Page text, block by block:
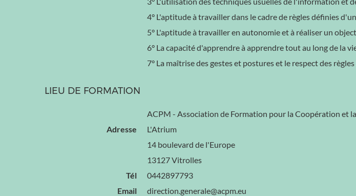
4° L'aptitude à travailler dans le cadre de règles définies
5° L'aptitude à travailler en autonomie et à réaliser un
6° La capacité d'apprendre à apprendre tout au long de la
7° La maîtrise des gestes et postures et le respect des
LIEU DE FORMATION
ACPM - Association de Formation pour la Coopération et
Adresse
L'Atrium
14 boulevard de l'Europe
13127 Vitrolles
Tél
0442897793
Email
direction.generale@acpm.eu